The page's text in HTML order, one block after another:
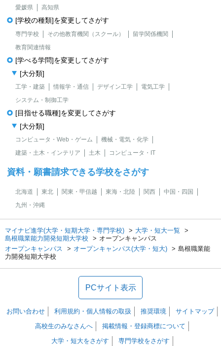
愛媛県
高知県
[学校の種類]を変更してさがす
専門学校 その他教育機関（スクール）
留学関係機関
教育関連情報
[学べる学問]を変更してさがす
[大分類]
工学・建築 情報学・通信 デザイン工学
電気工学
システム・制御工学
[目指せる職種]を変更してさがす
[大分類]
コンピュータ・Web・ゲーム
機械・電気・化学
建築・土木・インテリア
土木 コンピュータ・IT
資料・願書請求できる学校をさがす
北海道 東北 関東・甲信越 東海・北陸 関西
中国・四国
九州・沖縄
マイナビ進学(大学・短期大学・専門学校)
大学・短大一覧
島根職業能力開発短期大学校
オープンキャンパス
オープンキャンパス
オープンキャンパス(大学・短大)
島根職業能
力開発短期大学校
PCサイト表示
お問い合わせ 利用規約・個人情報の取扱 推奨環境
サイトマップ
高校生のみなさんへ
掲載情報・登録商標について
大学・短大をさがす
専門学校をさがす